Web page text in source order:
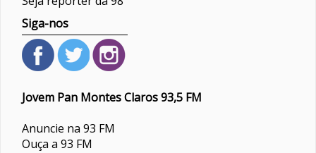
Siga-nos
Jovem Pan Montes Claros 93,5 FM
Anuncie na 93 FM
Ouça a 93 FM